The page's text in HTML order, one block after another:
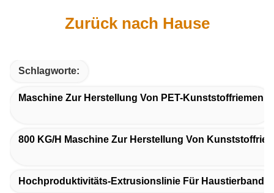
Zurück nach Hause
Schlagworte:
Maschine Zur Herstellung Von PET-Kunststoffriemen
800 KG/h Maschine Zur Herstellung Von
Hochproduktivitäts-Extrusionslinie Für Haustierband